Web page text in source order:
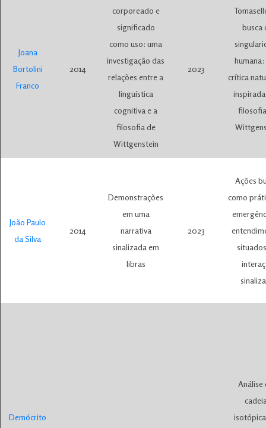
Joana
Bortolini
Franco
2014
corporeado e
significado
como uso: uma
investigação das
relações entre a
linguística
cognitiva e a
filosofia de
Wittgenstein
2023
busca
humana:
crítica
João Paulo
da Silva
2014
Demonstrações
em uma
narrativa
sinalizada em
libras
2023
Ações
como
Demócrito
Análise